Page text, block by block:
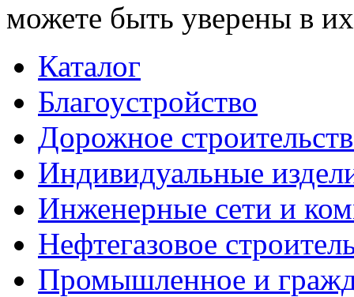
можете быть уверены в их
Каталог
Благоустройство
Дорожное
Индивидуальные
Инженерные сети и
Нефтегазовое
Промышленное и